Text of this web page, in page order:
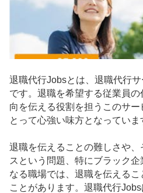
退職代行Jobsとは、退職代行
です。退職を希望する従業員
向を伝える役割を担うこのサ
とって心強い味方となっていま
退職を伝えることの難しさや
スという問題、特にブラック
なる職場では、退職を伝える
ことがあります。退職代行